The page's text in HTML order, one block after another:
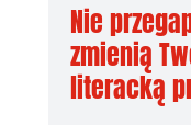
Nie
zmienią
literacką